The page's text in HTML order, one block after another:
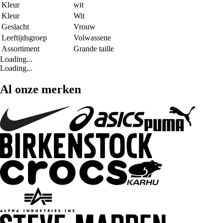
Kleur
wit
Kleur
Wit
Geslacht
Vrouw
Leeftijdsgroep
Volwassene
Assortiment
Grande taille
Loading...
Loading...
Al onze merken